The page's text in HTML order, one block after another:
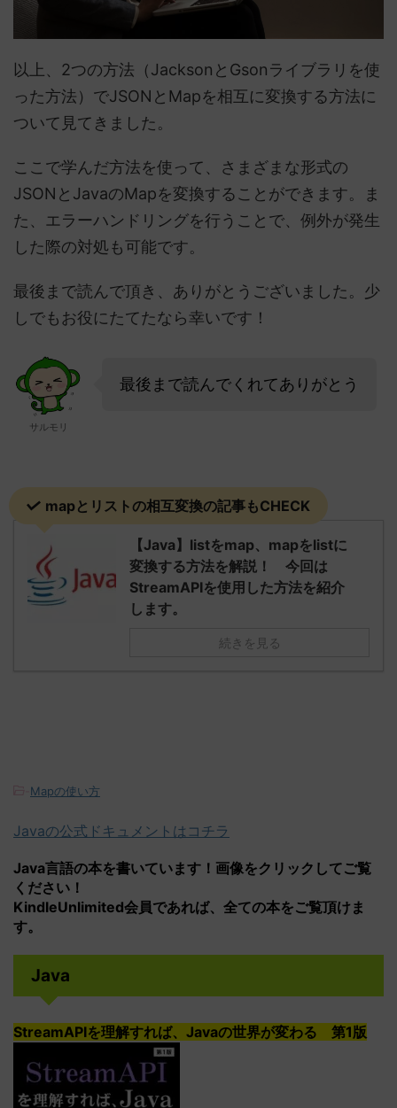
以上、2つの方法（JacksonとGsonライブラリを使
った方法）でJSONとMapを相互に変換する方法に
ついて見てきました。
ここで学んだ方法を使って、さまざまな形式の
JSONとJavaのMapを変換することができます。ま
た、エラーハンドリングを行うことで、例外が発生
した際の対処も可能です。
最後まで読んで頂き、ありがとうございました。少
しでもお役にたてたなら幸いです！
サルモリ
最後まで読んでくれてありがとう
mapとリストの相互変換の記事もCHECK
【Java】listをmap、mapをlistに
変換する方法を解説！ 今回は
StreamAPIを使用した方法を紹介
します。
続きを見る
Mapの使い方
Javaの公式ドキュメントはコチラ
Java言語の本を書いています！画像をクリックしてご覧
ください！
KindleUnlimited会員であれば、全ての本をご覧頂けま
す。
Java
StreamAPIを理解すれば、Javaの世界が変わる 第1版